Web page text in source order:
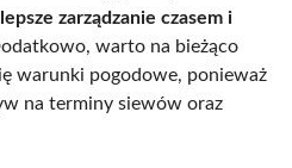
lepsze zarządzanie czasem i
warto na bieżąco
warunki pogodowe, ponieważ
na terminy siewów oraz